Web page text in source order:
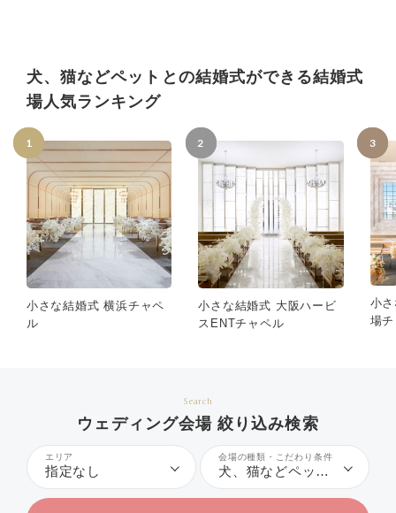
犬、猫などペットとの結婚式ができる結婚式
場人気ランキング
1
小さな結婚式 横浜チャペ
ル
2
小さな結婚式 大阪ハービ
スENTチャペル
3
小
場
Search
ウェディング会場 絞り込み検索
エリア
指定なし
会場の種類・こだわり条件
犬、猫などペットとの結婚式